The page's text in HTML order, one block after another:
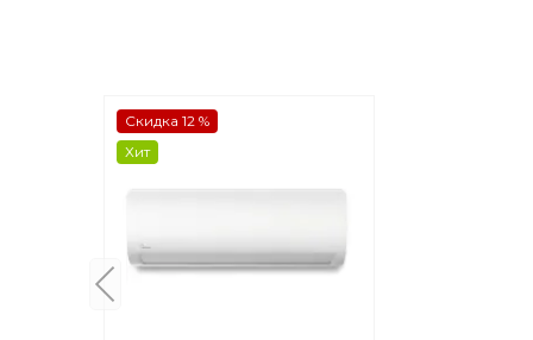
Скидка 12 %
Хит